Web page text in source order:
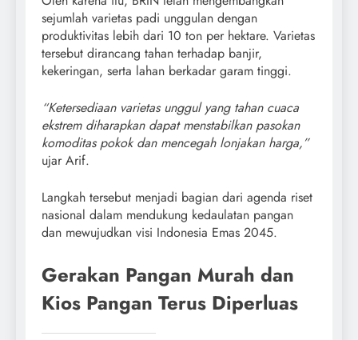
sejumlah varietas padi unggulan dengan
produktivitas lebih dari 10 ton per hektare. Varietas
tersebut dirancang tahan terhadap banjir,
kekeringan, serta lahan berkadar garam tinggi.
“Ketersediaan varietas unggul yang tahan cuaca
ekstrem diharapkan dapat menstabilkan pasokan
komoditas pokok dan mencegah lonjakan harga,”
ujar Arif.
Langkah tersebut menjadi bagian dari agenda riset
nasional dalam mendukung kedaulatan pangan
dan mewujudkan visi Indonesia Emas 2045.
Gerakan Pangan Murah dan
Kios Pangan Terus Diperluas